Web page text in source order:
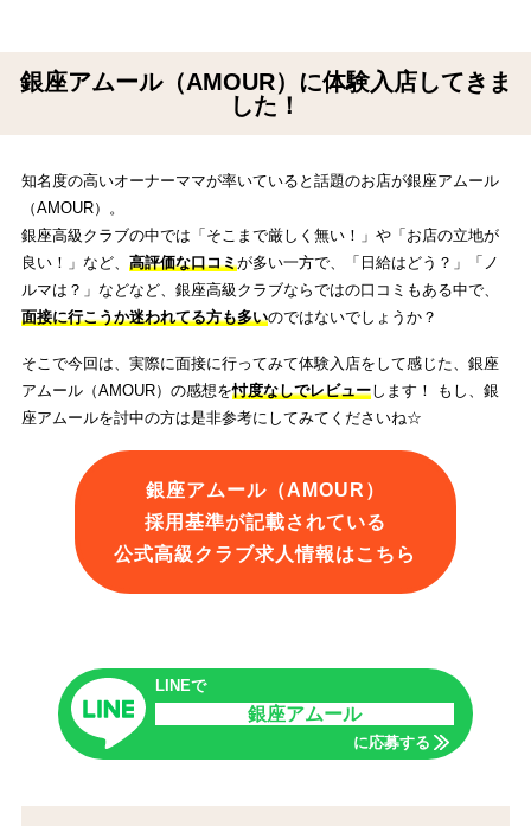
銀座アムール（AMOUR）に体験入店してきま
した！
知名度の高いオーナーママが率いていると話題のお店が銀座アムール
（AMOUR）。
銀座高級クラブの中では「そこまで厳しく無い！」や「お店の立地が
良い！」など、 高評価な口コミが多い一方で、「日給はどう？」「ノ
ルマは？」などなど、銀座高級クラブならではの口コミもある中で、
面接に行こうか迷われてる方も多いのではないでしょうか？
そこで今回は、実際に面接に行ってみて体験入店をして感じた、銀座
アムール（AMOUR）の感想を忖度なしでレビューします！ もし、銀
座アムールを討中の方は是非参考にしてみてくださいね☆
銀座アムール（AMOUR）
採用基準が記載されている
公式高級クラブ求人情報はこちら
LINEで
銀座アムール
に応募する